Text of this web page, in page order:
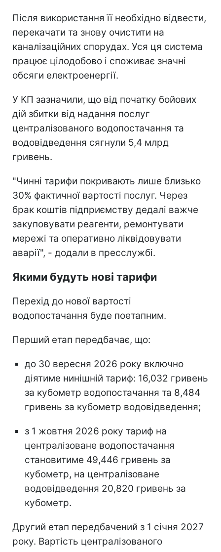
Після використання її необхідно відвести,
перекачати та знову очистити на
каналізаційних спорудах. Уся ця система
працює цілодобово і споживає значні
обсяги електроенергії.
У КП зазначили, що від початку бойових
дій збитки від надання послуг
централізованого водопостачання та
водовідведення сягнули 5,4 млрд
гривень.
"Чинні тарифи покривають лише близько
30% фактичної вартості послуг. Через
брак коштів підприємству дедалі важче
закуповувати реагенти, ремонтувати
мережі та оперативно ліквідовувати
аварії", - додали в пресслужбі.
Якими будуть нові тарифи
Перехід до нової вартості
водопостачання буде поетапним.
Перший етап передбачає, що:
до 30 вересня 2026 року включно
діятиме нинішній тариф: 16,032 гривень
за кубометр водопостачання та 8,484
гривень за кубометр водовідведення;
з 1 жовтня 2026 року тариф на
централізоване водопостачання
становитиме 49,446 гривень за
кубометр, на централізоване
водовідведення 20,820 гривень за
кубометр.
Другий етап передбачений з 1 січня 2027
року. Вартість централізованого